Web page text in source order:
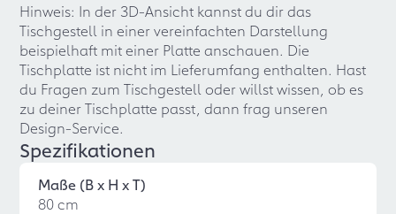
Hinweis: In der 3D-Ansicht kannst du dir das
Tischgestell in einer vereinfachten Darstellung
beispielhaft mit einer Platte anschauen. Die
Tischplatte ist nicht im Lieferumfang enthalten. Hast
du Fragen zum Tischgestell oder willst wissen, ob es
zu deiner Tischplatte passt, dann frag unseren
Design-Service.
Spezifikationen
Maße (B x H x T)
80 cm